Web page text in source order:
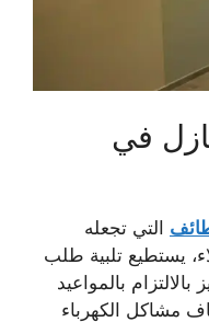
في
التي تجعله
يستطيع تلبية طلب
بالمواعيد
مشاكل الكهرباء